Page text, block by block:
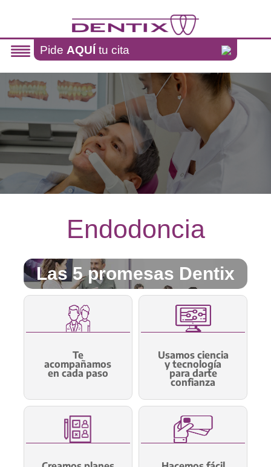
Pide AQUÍ tu cita
Endodoncia
Las 5 promesas Dentix
Te
acompañamos
en cada paso
Usamos ciencia
y tecnología
para darte
confianza